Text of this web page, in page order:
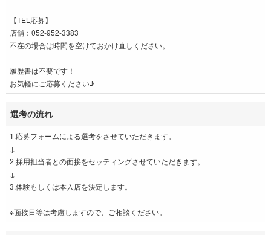
【TEL応募】
店舗：052-952-3383
不在の場合は時間を空けておかけ直しください。
履歴書は不要です！
お気軽にご応募ください♪
選考の流れ
1.応募フォームによる選考をさせていただきます。
↓
2.採用担当者との面接をセッティングさせていただきます。
↓
3.体験もしくは本入店を決定します。
※面接日等は考慮しますので、ご相談ください。